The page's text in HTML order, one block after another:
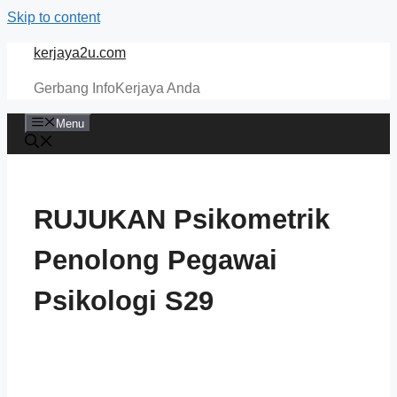
Skip to content
kerjaya2u.com
Gerbang InfoKerjaya Anda
Menu
RUJUKAN Psikometrik
Penolong Pegawai
Psikologi S29